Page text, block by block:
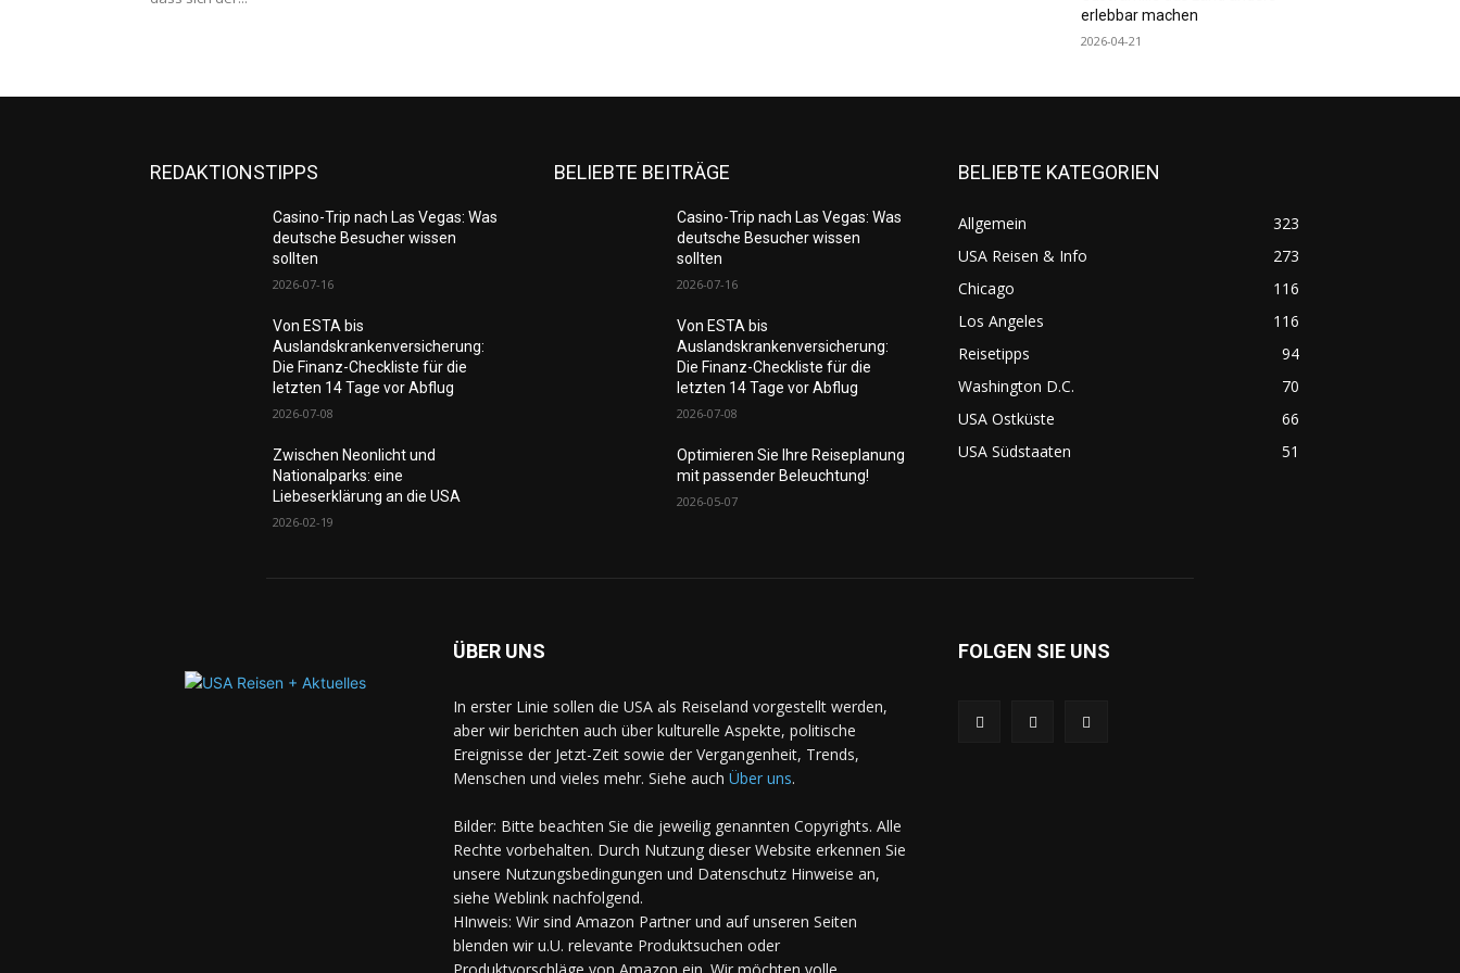
erlebbar machen
2026-04-21
REDAKTIONSTIPPS
Casino-Trip nach Las Vegas: Was
deutsche Besucher wissen
sollten
2026-07-16
Von ESTA bis
Auslandskrankenversicherung:
Die Finanz-Checkliste für die
letzten 14 Tage vor Abflug
2026-07-08
Zwischen Neonlicht und
Nationalparks: eine
Liebeserklärung an die USA
2026-02-19
BELIEBTE BEITRÄGE
Casino-Trip nach Las Vegas: Was
deutsche Besucher wissen
sollten
2026-07-16
Von ESTA bis
Auslandskrankenversicherung:
Die Finanz-Checkliste für die
letzten 14 Tage vor Abflug
2026-07-08
Optimieren Sie Ihre Reiseplanung
mit passender Beleuchtung!
2026-05-07
BELIEBTE KATEGORIEN
Allgemein
323
USA Reisen & Info
273
Chicago
116
Los Angeles
116
Reisetipps
94
Washington D.C.
70
USA Ostküste
66
USA Südstaaten
51
ÜBER UNS
In erster Linie sollen die USA als Reiseland vorgestellt werden,
aber wir berichten auch über kulturelle Aspekte, politische
Ereignisse der Jetzt-Zeit sowie der Vergangenheit, Trends,
Menschen und vieles mehr. Siehe auch Über uns.
Bilder: Bitte beachten Sie die jeweilig genannten Copyrights. Alle
Rechte vorbehalten. Durch Nutzung dieser Website erkennen Sie
unsere Nutzungsbedingungen und Datenschutz Hinweise an,
siehe Weblink nachfolgend.
HInweis: Wir sind Amazon Partner und auf unseren Seiten
blenden wir u.U. relevante Produktsuchen oder
FOLGEN SIE UNS